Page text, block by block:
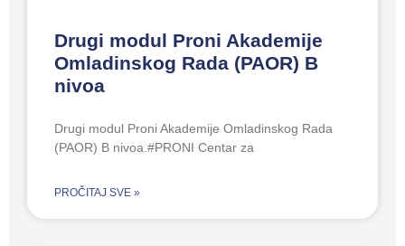
Drugi modul Proni Akademije
Omladinskog Rada (PAOR) B
nivoa
Drugi modul Proni Akademije Omladinskog Rada
(PAOR) B nivoa.#PRONI Centar za
PROČITAJ SVE »